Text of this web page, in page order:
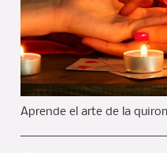
Aprende el arte de la